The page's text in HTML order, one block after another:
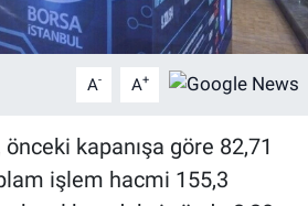
A- A+
kapanışa göre 82,71
işlem hacmi 155,3